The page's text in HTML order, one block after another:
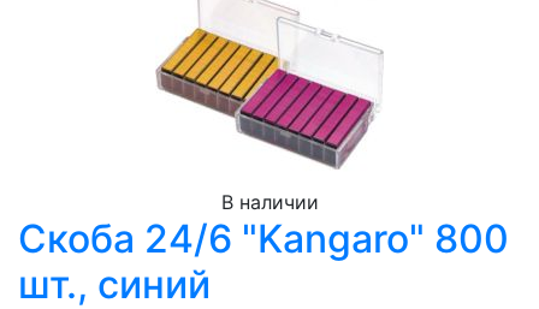
В наличии
Скоба 24/6 "Kangaro" 800
шт., синий